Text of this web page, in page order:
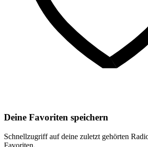
Deine Favoriten speichern
Schnellzugriff auf deine zuletzt gehörten